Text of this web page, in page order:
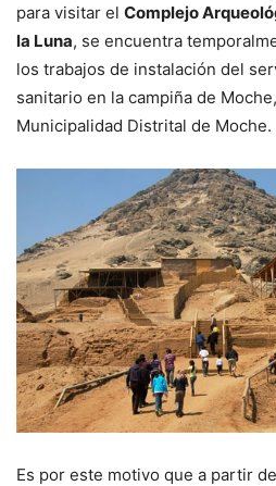
para visitar el Complejo
la Luna, se encuentra
los trabajos de instalación del
sanitario en la campiña de
Municipalidad Distrital de Moche.
Es por este motivo que a partir